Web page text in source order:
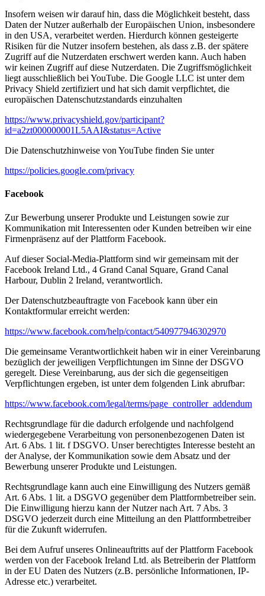
Insofern weisen wir darauf hin, dass die Möglichkeit besteht, dass
Daten der Nutzer außerhalb der Europäischen Union, insbesondere
in den USA, verarbeitet werden. Hierdurch können gesteigerte
Risiken für die Nutzer insofern bestehen, als dass z.B. der spätere
Zugriff auf die Nutzerdaten erschwert werden kann. Auch haben
wir keinen Zugriff auf diese Nutzerdaten. Die Zugriffsmöglichkeit
liegt ausschließlich bei YouTube. Die Google LLC ist unter dem
Privacy Shield zertifiziert und hat sich damit verpflichtet, die
europäischen Datenschutzstandards einzuhalten
https://www.privacyshield.gov/participant?
id=a2zt000000001L5AAI&status=Active
Die Datenschutzhinweise von YouTube finden Sie unter
https://policies.google.com/privacy
Facebook
Zur Bewerbung unserer Produkte und Leistungen sowie zur
Kommunikation mit Interessenten oder Kunden betreiben wir eine
Firmenpräsenz auf der Plattform Facebook.
Auf dieser Social-Media-Plattform sind wir gemeinsam mit der
Facebook Ireland Ltd., 4 Grand Canal Square, Grand Canal
Harbour, Dublin 2 Ireland, verantwortlich.
Der Datenschutzbeauftragte von Facebook kann über ein
Kontaktformular erreicht werden:
https://www.facebook.com/help/contact/540977946302970
Die gemeinsame Verantwortlichkeit haben wir in einer Vereinbarung
bezüglich der jeweiligen Verpflichtungen im Sinne der DSGVO
geregelt. Diese Vereinbarung, aus der sich die gegenseitigen
Verpflichtungen ergeben, ist unter dem folgenden Link abrufbar:
https://www.facebook.com/legal/terms/page_controller_addendum
Rechtsgrundlage für die dadurch erfolgende und nachfolgend
wiedergegebene Verarbeitung von personenbezogenen Daten ist
Art. 6 Abs. 1 lit. f DSGVO. Unser berechtigtes Interesse besteht an
der Analyse, der Kommunikation sowie dem Absatz und der
Bewerbung unserer Produkte und Leistungen.
Rechtsgrundlage kann auch eine Einwilligung des Nutzers gemäß
Art. 6 Abs. 1 lit. a DSGVO gegenüber dem Plattformbetreiber sein.
Die Einwilligung hierzu kann der Nutzer nach Art. 7 Abs. 3
DSGVO jederzeit durch eine Mitteilung an den Plattformbetreiber
für die Zukunft widerrufen.
Bei dem Aufruf unseres Onlineauftritts auf der Plattform Facebook
werden von der Facebook Ireland Ltd. als Betreiberin der Plattform
in der EU Daten des Nutzers (z.B. persönliche Informationen, IP-
Adresse etc.) verarbeitet.